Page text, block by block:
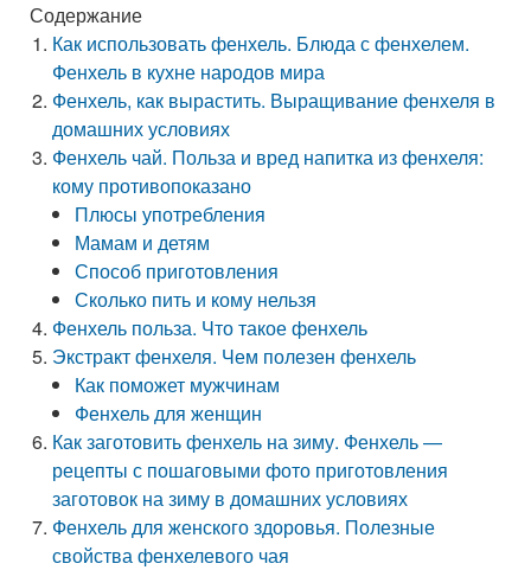
Содержание
Как использовать фенхель. Блюда с фенхелем.
Фенхель в кухне народов мира
Фенхель, как вырастить. Выращивание фенхеля в
домашних условиях
Фенхель чай. Польза и вред напитка из фенхеля:
кому противопоказано
Плюсы употребления
Мамам и детям
Способ приготовления
Сколько пить и кому нельзя
Фенхель польза. Что такое фенхель
Экстракт фенхеля. Чем полезен фенхель
Как поможет мужчинам
Фенхель для женщин
Как заготовить фенхель на зиму. Фенхель —
рецепты с пошаговыми фото приготовления
заготовок на зиму в домашних условиях
Фенхель для женского здоровья. Полезные
свойства фенхелевого чая